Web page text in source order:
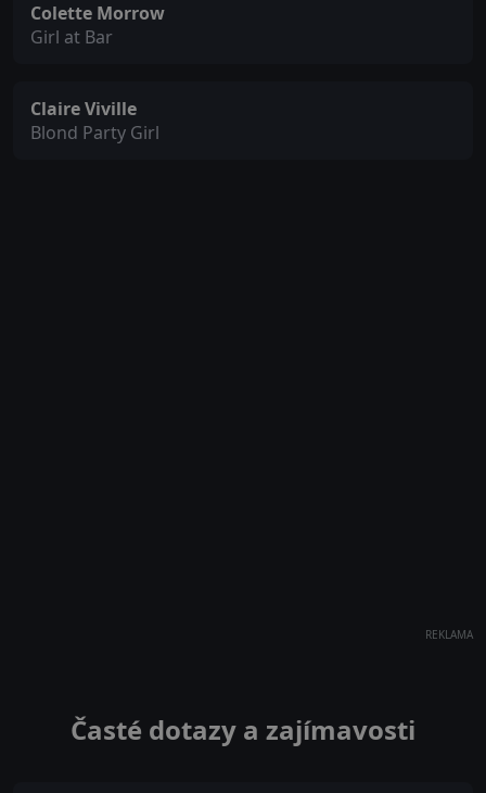
Colette Morrow
Girl at Bar
Claire Viville
Blond Party Girl
REKLAMA
Časté dotazy a zajímavosti